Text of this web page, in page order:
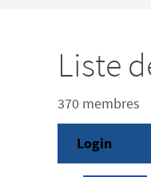
Liste
370 membres
Login